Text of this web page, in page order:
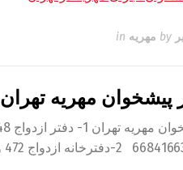
مهریه
پیشخوان مهریه تهران